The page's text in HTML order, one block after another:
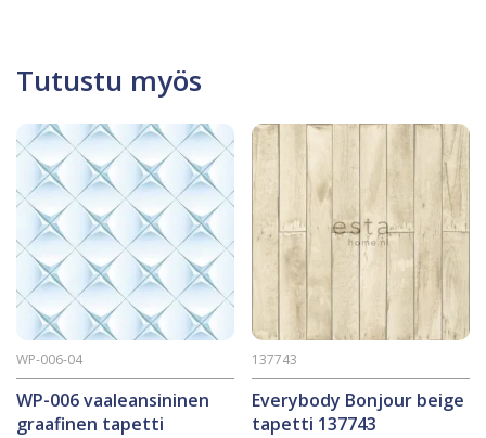
Tutustu myös
WP-006 vaaleansininen
graafinen tapetti
WP-006-04
Everybody Bonjour beige
tapetti 137743
137743